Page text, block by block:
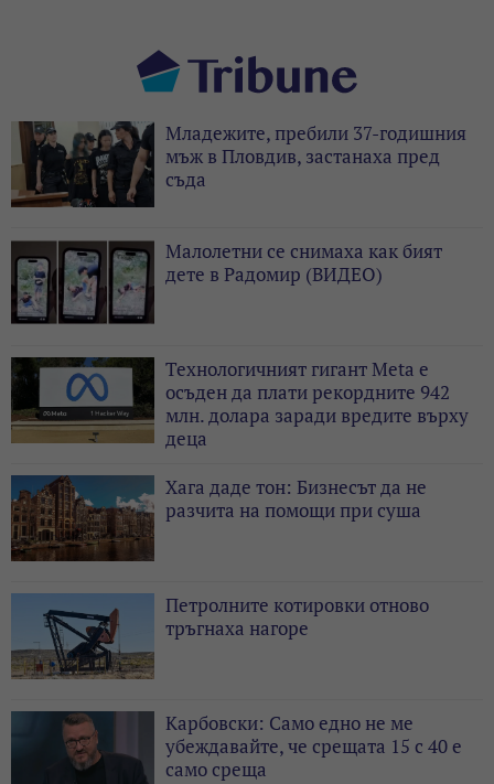
Младежите, пребили 37-годишния
мъж в Пловдив, застанаха пред
съда
Малолетни се снимаха как бият
дете в Радомир (ВИДЕО)
Технологичният гигант Meta е
осъден да плати рекордните 942
млн. долара заради вредите върху
деца
Хага даде тон: Бизнесът да не
разчита на помощи при суша
Петролните котировки отново
тръгнаха нагоре
Карбовски: Само едно не ме
убеждавайте, че срещата 15 с 40 е
само среща